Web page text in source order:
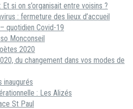
si on s’organisait entre voisins ?
: fermeture des lieux d’accueil
quotidien Covid-19
Monconseil
2020
du changement dans vos modes de
inaugurés
: Les Alizés
St Paul